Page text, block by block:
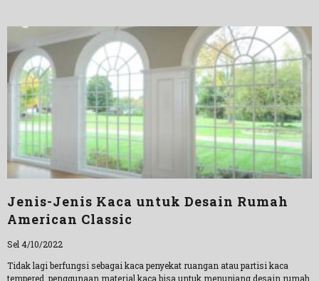
Jenis-Jenis Kaca untuk Desain Rumah
American Classic
Sel 4/10/2022
Tidak lagi berfungsi sebagai kaca penyekat ruangan atau partisi kaca
tempered, penggunaan material kaca bisa untuk menunjang desain rumah